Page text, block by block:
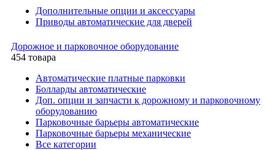
Дополнительные опции и аксессуары
Приводы автоматические для дверей
Дорожное и парковочное оборудование
454 товара
Автоматические платные парковки
Болларды автоматические
Доп. опции и запчасти к дорожному и парковочному
оборудованию
Парковочные барьеры автоматические
Парковочные барьеры механические
Все категории